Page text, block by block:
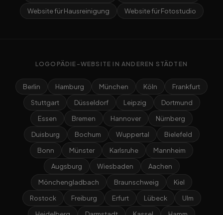
Website für Hausreinigung
Website für Fotostudio
LOGOPÄDIE-WEBSITE IN ANDEREN STÄDTEN
Berlin Hamburg München Köln
Frankfurt
Stuttgart
Düsseldorf Leipzig
Dortmund
Essen
Bremen Hannover
Nürnberg
Duisburg
Bochum Wuppertal
Bielefeld
Bonn
Münster Karlsruhe
Mannheim
Augsburg
Wiesbaden
Aachen
Mönchengladbach
Braunschweig
Kiel
Rostock
Freiburg Erfurt Lübeck
Ulm